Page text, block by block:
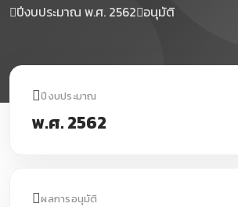
ปีงบประมาณ พ.ศ. 2562 อนุมัติ
ปีงบประมาณ
พ.ศ. 2562
ผลการอนุมัติ